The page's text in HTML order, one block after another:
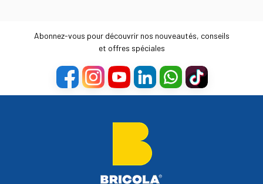
Abonnez-vous pour découvrir nos nouveautés, conseils
et offres spéciales